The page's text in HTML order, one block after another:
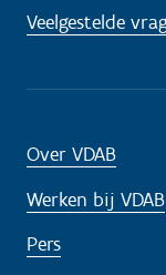
Veelgestelde
Over VDAB
Werken bij VDAB
Pers